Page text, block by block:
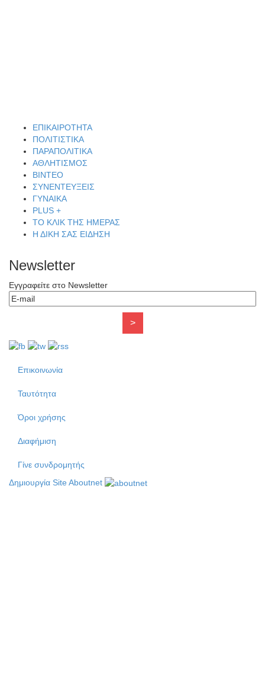
ΕΠΙΚΑΙΡΟΤΗΤΑ
ΠΟΛΙΤΙΣΤΙΚΑ
ΠΑΡΑΠΟΛΙΤΙΚΑ
ΑΘΛΗΤΙΣΜΟΣ
ΒΙΝΤΕΟ
ΣΥΝΕΝΤΕΥΞΕΙΣ
ΓΥΝΑΙΚΑ
PLUS +
ΤΟ ΚΛΙΚ ΤΗΣ ΗΜΕΡΑΣ
Η ΔΙΚΗ ΣΑΣ ΕΙΔΗΣΗ
Newsletter
Εγγραφείτε στο Newsletter
Επικοινωνία
Ταυτότητα
Όροι χρήσης
Διαφήμιση
Γίνε συνδρομητής
Δημιουργία Site Aboutnet